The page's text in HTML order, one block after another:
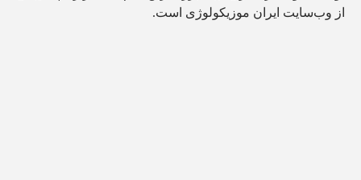
از وب‌سایت ایران موزیکولوژی است.